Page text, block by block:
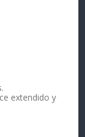
extendido y